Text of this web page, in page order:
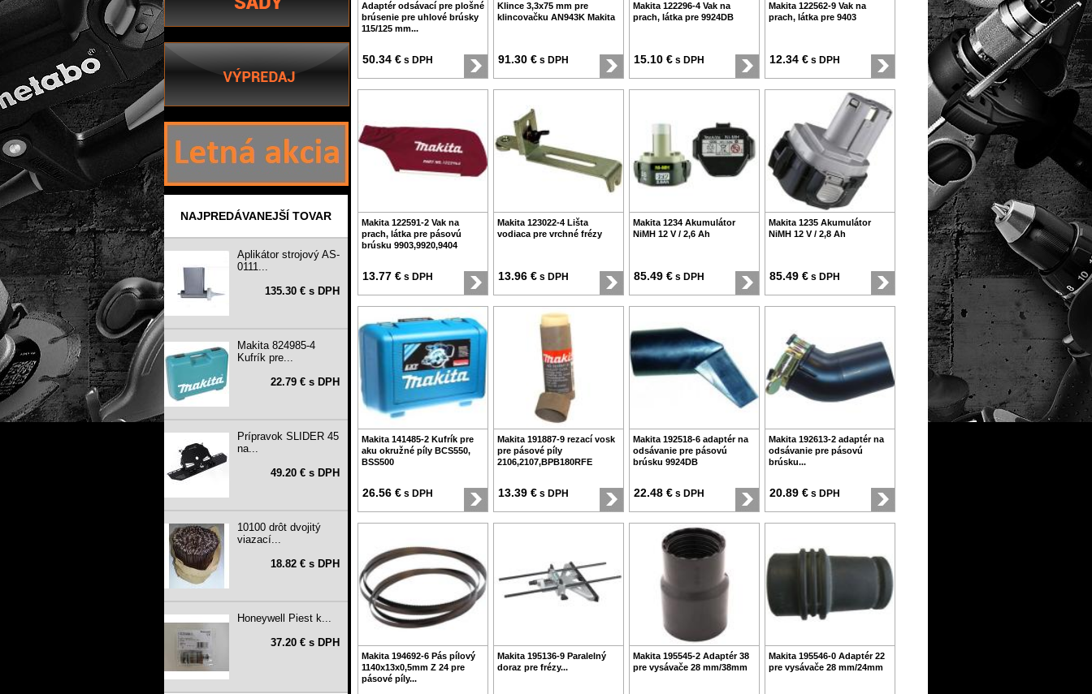
NAJPREDÁVANEJŠÍ TOVAR
Aplikátor strojový AS-
0111...
135.30 € s DPH
Makita 824985-4
Kufrík pre...
22.79 € s DPH
Prípravok SLIDER 45
na...
49.20 € s DPH
10100 drôt dvojitý
viazací...
18.82 € s DPH
Honeywell Piest k...
37.20 € s DPH
Adaptér odsávací pre plošné
brúsenie pre uhlové brúsky
115/125 mm...
50.34 € s DPH
Klince 3,3x75 mm pre
klincovačku AN943K Makita
91.30 € s DPH
Makita 122296-4 Vak na
prach, látka pre 9924DB
15.10 € s DPH
Makita 122562-9 Vak na
prach, látka pre 9403
12.34 € s DPH
Makita 122591-2 Vak na
prach, látka pre pásovú
brúsku 9903,9920,9404
13.77 € s DPH
Makita 123022-4 Lišta
vodiaca pre vrchné frézy
13.96 € s DPH
Makita 1234 Akumulátor
NiMH 12 V / 2,6 Ah
85.49 € s DPH
Makita 1235 Akumulátor
NiMH 12 V / 2,8 Ah
85.49 € s DPH
Makita 141485-2 Kufrík pre
aku okružné píly BCS550,
BSS500
26.56 € s DPH
Makita 191887-9 rezací vosk
pre pásové píly
2106,2107,BPB180RFE
13.39 € s DPH
Makita 192518-6 adaptér na
odsávanie pre pásovú
brúsku 9924DB
22.48 € s DPH
Makita 192613-2 adaptér na
odsávanie pre pásovú
brúsku...
20.89 € s DPH
Makita 194692-6 Pás pílový
1140x13x0,5mm Z 24 pre
pásové píly...
Makita 195136-9 Paralelný
doraz pre frézy...
Makita 195545-2 Adaptér 38
pre vysávače 28 mm/38mm
Makita 195546-0 Adaptér 22
pre vysávače 28 mm/24mm